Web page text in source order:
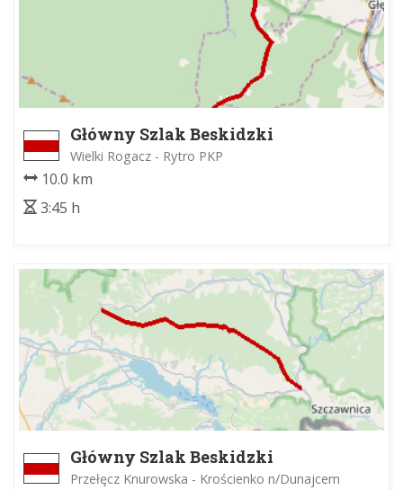
Główny Szlak Beskidzki
Wielki Rogacz - Rytro PKP
10.0 km
3:45 h
Główny Szlak Beskidzki
Przełęcz Knurowska - Krościenko n/Dunajcem